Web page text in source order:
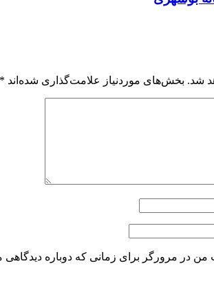
شد. بخش‌های موردنیاز علامت‌گذاری شده‌اند *
من در مرورگر برای زمانی که دوباره